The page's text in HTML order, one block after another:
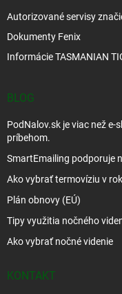
Autorizované servisy
Dokumenty Fenix
Informácie TASMANIAN
BLOG
PodNalov.sk je viac než
príbehom.
SmartEmailing podporuje
Ako vybrať termovíziu v
Plán obnovy (EÚ)
Tipy využitia nočného
Ako vybrať nočné videnie
KONTAKT